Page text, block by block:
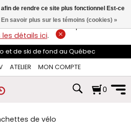
les commandes de plus de 74$*.
les détails ici.
et de ski de fond au Québec
ATELIER MON COMPTE
0
de vélo
de rendre ce site plus fonctionnel Est-ce
En savoir plus sur les témoins (cookies) »